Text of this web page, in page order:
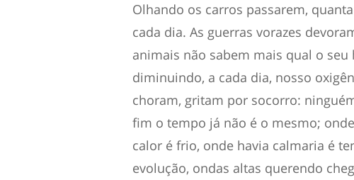
Olhando os carros passarem,
cada dia. As guerras vorazes
animais não sabem mais qual o
diminuindo, a cada dia, nosso
choram, gritam por socorro:
fim o tempo já não é o mesmo;
calor é frio, onde havia calmaria é
evolução, ondas altas querendo